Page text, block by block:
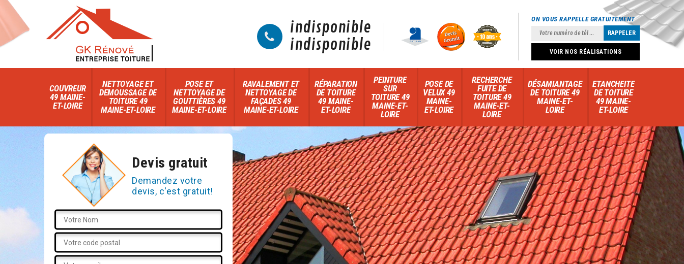
indisponible
indisponible
ON VOUS RAPPELLE GRATUITEMENT
VOIR NOS RÉALISATIONS
COUVREUR
49 MAINE-
ET-LOIRE
NETTOYAGE ET
DEMOUSSAGE DE
TOITURE 49
MAINE-ET-LOIRE
POSE ET
NETTOYAGE DE
GOUTTIÈRES 49
MAINE-ET-LOIRE
RAVALEMENT ET
NETTOYAGE DE
FAÇADES 49
MAINE-ET-LOIRE
RÉPARATION
DE TOITURE
49 MAINE-
ET-LOIRE
PEINTURE
SUR
TOITURE 49
MAINE-ET-
LOIRE
POSE DE
VELUX 49
MAINE-
ET-LOIRE
RECHERCHE
FUITE DE
TOITURE 49
MAINE-ET-
LOIRE
DÉSAMIANTAGE
DE TOITURE 49
MAINE-ET-
LOIRE
ETANCHEITE
DE TOITURE
49 MAINE-
ET-LOIRE
Devis gratuit
Demandez votre
devis, c'est gratuit!